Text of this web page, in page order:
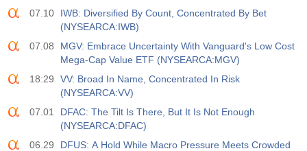
07.10
IWB: Diversified By Count, Concentrated By Bet
(NYSEARCA:IWB)
07.08
MGV: Embrace Uncertainty With Vanguard's Low Cost
Mega-Cap Value ETF (NYSEARCA:MGV)
18:29
VV: Broad In Name, Concentrated In Risk
(NYSEARCA:VV)
07.01
DFAC: The Tilt Is There, But It Is Not Enough
(NYSEARCA:DFAC)
06.29
DFUS: A Hold While Macro Pressure Meets Crowded